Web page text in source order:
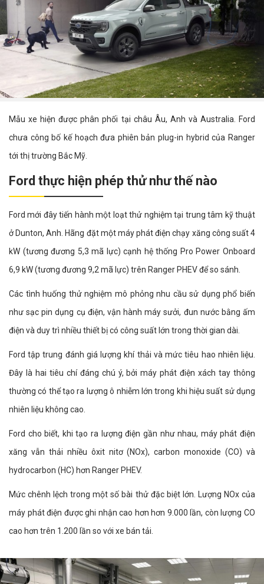
Mẫu xe hiện được phân phối tại châu Âu, Anh và Australia. Ford
chưa công bố kế hoạch đưa phiên bản plug-in hybrid của Ranger
tới thị trường Bắc Mỹ.
Ford thực hiện phép thử như thế nào
Ford mới đây tiến hành một loạt thử nghiệm tại trung tâm kỹ thuật
ở Dunton, Anh. Hãng đặt một máy phát điện chạy xăng công suất 4
kW (tương đương 5,3 mã lực) cạnh hệ thống Pro Power Onboard
6,9 kW (tương đương 9,2 mã lực) trên Ranger PHEV để so sánh.
Các tình huống thử nghiệm mô phỏng nhu cầu sử dụng phổ biến
như sạc pin dụng cụ điện, vận hành máy sưởi, đun nước bằng ấm
điện và duy trì nhiều thiết bị có công suất lớn trong thời gian dài.
Ford tập trung đánh giá lượng khí thải và mức tiêu hao nhiên liệu.
Đây là hai tiêu chí đáng chú ý, bởi máy phát điện xách tay thông
thường có thể tạo ra lượng ô nhiễm lớn trong khi hiệu suất sử dụng
nhiên liệu không cao.
Ford cho biết, khi tạo ra lượng điện gần như nhau, máy phát điện
xăng vẫn thải nhiều ôxit nitơ (NOx), carbon monoxide (CO) và
hydrocarbon (HC) hơn Ranger PHEV.
Mức chênh lệch trong một số bài thử đặc biệt lớn. Lượng NOx của
máy phát điện được ghi nhận cao hơn hơn 9.000 lần, còn lượng CO
cao hơn trên 1.200 lần so với xe bán tải.